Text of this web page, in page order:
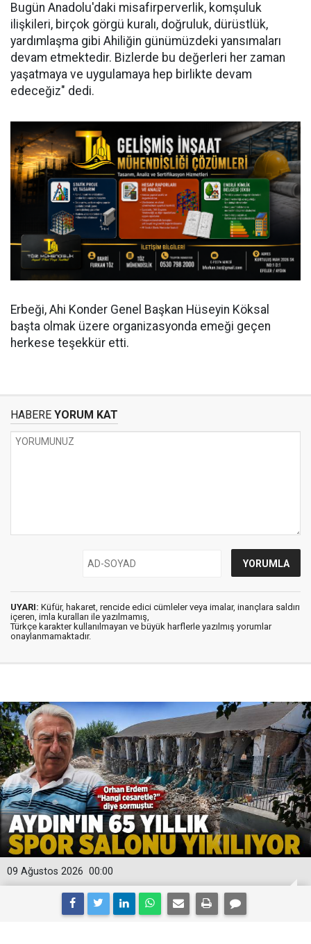
Bugün Anadolu'daki misafirperverlik, komşuluk
ilişkileri, birçok görgü kuralı, doğruluk, dürüstlük,
yardımlaşma gibi Ahiliğin günümüzdeki yansımaları
devam etmektedir. Bizlerde bu değerleri her zaman
yaşatmaya ve uygulamaya hep birlikte devam
edeceğiz" dedi.
Erbeği, Ahi Konder Genel Başkan Hüseyin Köksal
başta olmak üzere organizasyonda emeği geçen
herkese teşekkür etti.
HABERE YORUM KAT
UYARI: Küfür, hakaret, rencide edici cümleler veya imalar, inançlara saldırı
içeren, imla kuralları ile yazılmamış,
Türkçe karakter kullanılmayan ve büyük harflerle yazılmış yorumlar
onaylanmamaktadır.
00:00
09 Ağustos 2026